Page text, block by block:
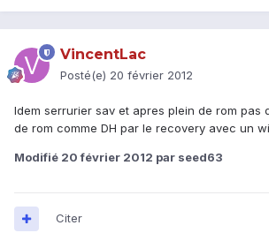
VincentLac
Posté(e) 20 février 2012
Idem serrurier sav et apres plein de rom pas
de rom comme DH par le recovery avec un
Modifié 20 février 2012 par seed63
Citer